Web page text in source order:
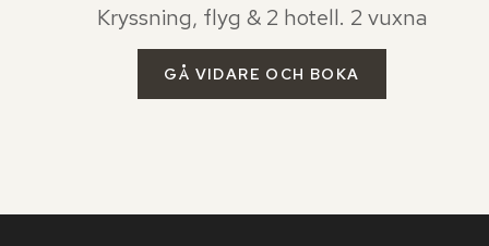
Kryssning, flyg & 2 hotell. 2 vuxna
GÅ VIDARE OCH BOKA